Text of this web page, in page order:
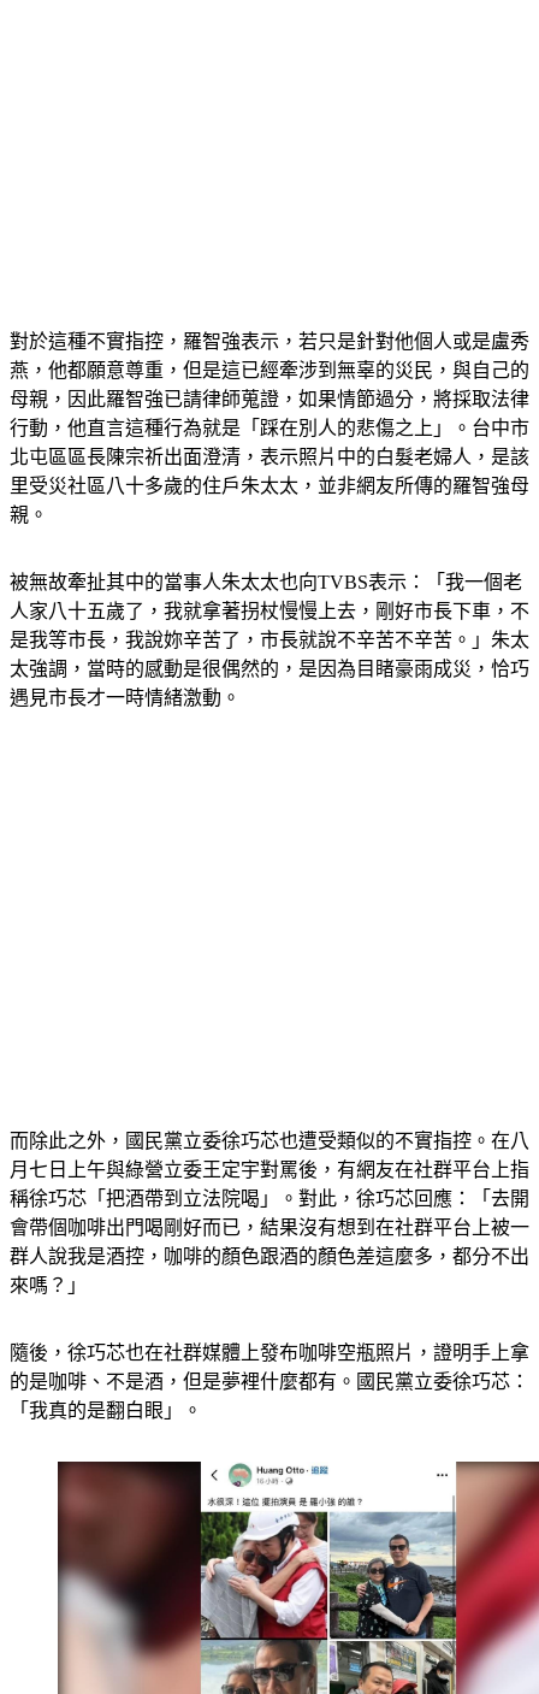
對於這種不實指控，羅智強表示，若只是針對他個人或是盧秀
燕，他都願意尊重，但是這已經牽涉到無辜的災民，與自己的
母親，因此羅智強已請律師蒐證，如果情節過分，將採取法律
行動，他直言這種行為就是「踩在別人的悲傷之上」。台中市
北屯區區長陳宗祈出面澄清，表示照片中的白髮老婦人，是該
里受災社區八十多歲的住戶朱太太，並非網友所傳的羅智強母
親。
被無故牽扯其中的當事人朱太太也向TVBS表示：「我一個老
人家八十五歲了，我就拿著拐杖慢慢上去，剛好市長下車，不
是我等市長，我說妳辛苦了，市長就說不辛苦不辛苦。」朱太
太強調，當時的感動是很偶然的，是因為目睹豪雨成災，恰巧
遇見市長才一時情緒激動。
而除此之外，國民黨立委徐巧芯也遭受類似的不實指控。在八
月七日上午與綠營立委王定宇對罵後，有網友在社群平台上指
稱徐巧芯「把酒帶到立法院喝」。對此，徐巧芯回應：「去開
會帶個咖啡出門喝剛好而已，結果沒有想到在社群平台上被一
群人說我是酒控，咖啡的顏色跟酒的顏色差這麼多，都分不出
來嗎？」
隨後，徐巧芯也在社群媒體上發布咖啡空瓶照片，證明手上拿
的是咖啡、不是酒，但是夢裡什麼都有。國民黨立委徐巧芯：
「我真的是翻白眼」。